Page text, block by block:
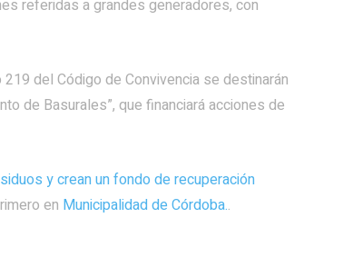
referidas a grandes generadores, con
del Código de Convivencia se destinarán
de Basurales”, que financiará acciones de
y crean un fondo de recuperación
en Municipalidad de Córdoba..